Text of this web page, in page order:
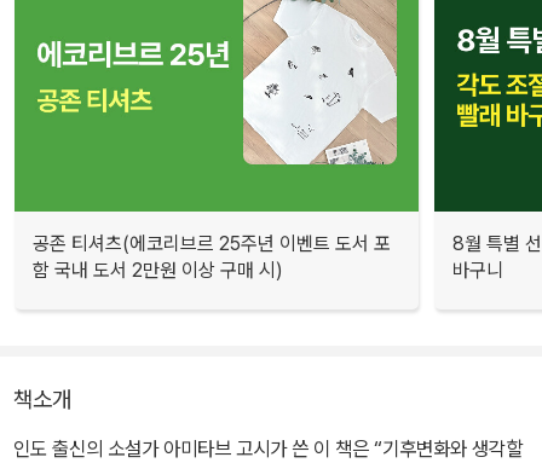
공존 티셔츠(에코리브르 25주년 이벤트 도서 포
함 국내 도서 2만원 이상 구매 시)
8월 특별
바구니
책소개
인도 출신의 소설가 아미타브 고시가 쓴 이 책은 “기후변화와 생각할